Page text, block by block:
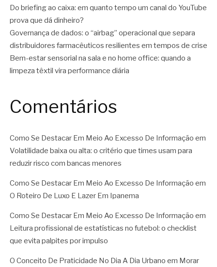
Do briefing ao caixa: em quanto tempo um canal do YouTube
prova que dá dinheiro?
Governança de dados: o “airbag” operacional que separa
distribuidores farmacêuticos resilientes em tempos de crise
Bem-estar sensorial na sala e no home office: quando a
limpeza têxtil vira performance diária
Comentários
Como Se Destacar Em Meio Ao Excesso De Informação em
Volatilidade baixa ou alta: o critério que times usam para
reduzir risco com bancas menores
Como Se Destacar Em Meio Ao Excesso De Informação em
O Roteiro De Luxo E Lazer Em Ipanema
Como Se Destacar Em Meio Ao Excesso De Informação em
Leitura profissional de estatísticas no futebol: o checklist
que evita palpites por impulso
O Conceito De Praticidade No Dia A Dia Urbano em Morar